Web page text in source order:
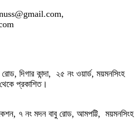
রোড, দিগার কান্দা, ২৫ নং ওয়ার্ড, ময়মনসিংহ
প্রকাশিত।
৭ নং মদন বাবু রোড, আমপট্টি, ময়মনসিংহ